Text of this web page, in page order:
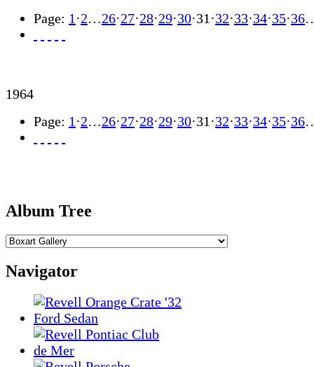
Page: 1 ·2…26·27·28·29·30·31 ·32·33·34·35·36
1964
Page: 1 ·2…26·27·28·29·30·31 ·32·33·34·35·36
Album Tree
Navigator